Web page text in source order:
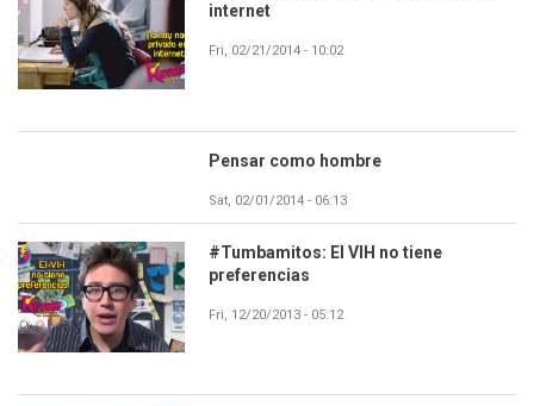
internet
Fri, 02/21/2014 - 10:02
Pensar como hombre
Sat, 02/01/2014 - 06:13
#Tumbamitos: El VIH no tiene
preferencias
Fri, 12/20/2013 - 05:12